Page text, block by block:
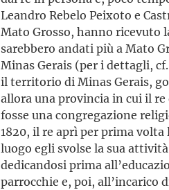
Leandro Rebelo Peixoto e
Mato Grosso, hanno ricevuto
sarebbero andati più a Mato
Minas Gerais (per i dettagli, cf.
il territorio di Minas Gerais,
allora una provincia in cui il
fosse una congregazione
1820, il re aprì per prima
luogo egli svolse la sua
dedicandosi prima
parrocchie e, poi, all’incarico